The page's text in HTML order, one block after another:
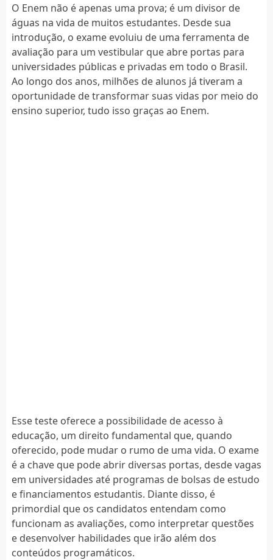
O Enem não é apenas uma prova; é um divisor de
águas na vida de muitos estudantes. Desde sua
introdução, o exame evoluiu de uma ferramenta de
avaliação para um vestibular que abre portas para
universidades públicas e privadas em todo o Brasil.
Ao longo dos anos, milhões de alunos já tiveram a
oportunidade de transformar suas vidas por meio do
ensino superior, tudo isso graças ao Enem.
Esse teste oferece a possibilidade de acesso à
educação, um direito fundamental que, quando
oferecido, pode mudar o rumo de uma vida. O exame
é a chave que pode abrir diversas portas, desde vagas
em universidades até programas de bolsas de estudo
e financiamentos estudantis. Diante disso, é
primordial que os candidatos entendam como
funcionam as avaliações, como interpretar questões
e desenvolver habilidades que irão além dos
conteúdos programáticos.